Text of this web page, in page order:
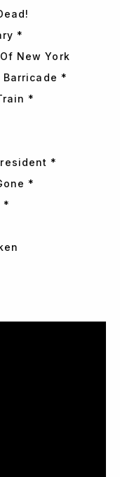
*
New York
Barricade *
*
*
*
*